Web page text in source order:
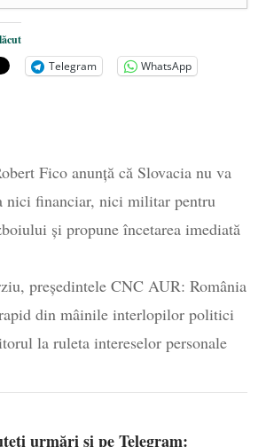
cutremurătoare despre
Ucrainei, Volodymyr
- 13 mai 2026
servește Națiunea
Goga, înlăturat din Iași
2026
Telegram
WhatsApp
Fico anunță că Slovacia nu va
nici financiar, nici militar pentru
și propune încetarea imediată
președintele CNC AUR: România
din mâinile interlopilor politici
la ruleta intereselor personale
urmări și pe Telegram: